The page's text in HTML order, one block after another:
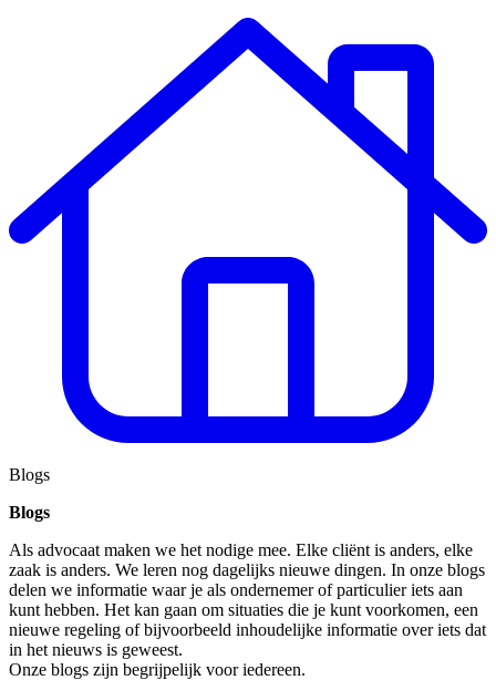
Blogs
Blogs
Als advocaat maken we het nodige mee. Elke cliënt is anders, elke
zaak is anders. We leren nog dagelijks nieuwe dingen. In onze blogs
delen we informatie waar je als ondernemer of particulier iets aan
kunt hebben. Het kan gaan om situaties die je kunt voorkomen, een
nieuwe regeling of bijvoorbeeld inhoudelijke informatie over iets dat
in het nieuws is geweest.
Onze blogs zijn begrijpelijk voor iedereen.